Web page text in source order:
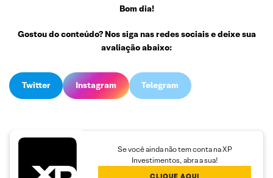
Bom dia!
Gostou do conteúdo? Nos siga nas redes sociais e deixe sua
avaliação abaixo:
Twitter Instagram Telegram
Se você ainda não tem conta na XP
Investimentos, abra a sua!
CLIQUE AQUI